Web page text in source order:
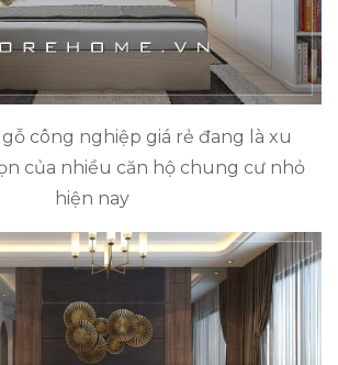
công nghiệp giá rẻ đang là xu
của nhiều căn hộ chung cư nhỏ
hiện nay